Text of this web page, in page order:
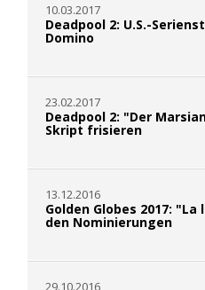
10.03.2017
Deadpool 2: U.S.-
Domino
23.02.2017
Deadpool 2: "Der
Skript frisieren
13.12.2016
Golden Globes 2017:
den Nominierungen
29.10.2016